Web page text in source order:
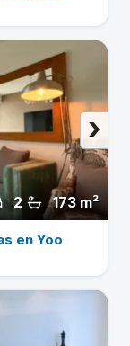
173 m²
2
›
en Yoo